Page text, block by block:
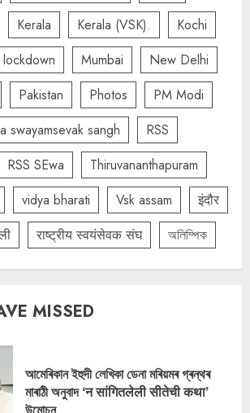
Kerala Kerala (VSK).
Kochi
lockdown Mumbai
New Delhi
Pakistan Photos
PM Modi
swayamsevak sangh
RSS
RSS SEwa
Thiruvananthapuram
vidya bharati Vsk assam
इंदौर
राष्ट्रीय स्वयंसेवक संघ অলিম্পিক
MISSED
আমেৰিকান ইহুদী লেখিকা ডেনা মৰিয়মৰ গ্ৰন্থৰ
মাৰাঠী অনুবাদ ‘न सांगितलेली सीतेची कथा’